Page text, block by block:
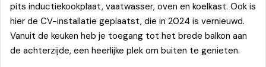
pits inductiekookplaat, vaatwasser, oven en koelkast. Ook is
hier de CV-installatie geplaatst, die in 2024 is vernieuwd.
Vanuit de keuken heb je toegang tot het brede balkon aan
de achterzijde, een heerlijke plek om buiten te genieten.